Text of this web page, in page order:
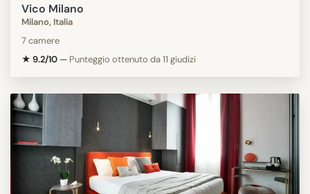
Vico Milano
Milano, Italia
7 camere
★ 9.2/10 — Punteggio ottenuto da 11 giudizi